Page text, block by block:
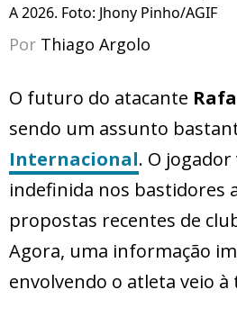
A 2026. Foto: Jhony Pinho/AGIF
Por Thiago Argolo
O futuro do atacante
sendo um assunto
Internacional. O
indefinida nos bastidores
propostas recentes de
Agora, uma informação
envolvendo o atleta veio à